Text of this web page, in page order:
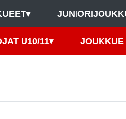
▾
U10/11▾ JOUKKUE